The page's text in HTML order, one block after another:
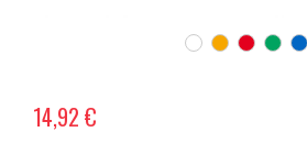
14,92 €